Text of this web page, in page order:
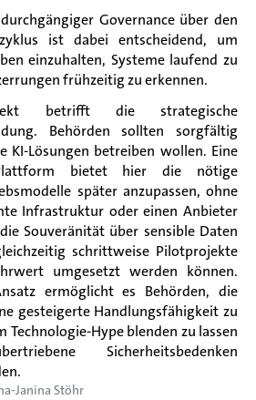
Governance über den
ist dabei entscheidend, um
einzuhalten, Systeme laufend zu
frühzeitig zu erkennen.
betrifft die strategische
Behörden sollten sorgfältig
KI-Lösungen betreiben wollen. Eine
bietet hier die nötige
später anzupassen, ohne
Infrastruktur oder einen Anbieter
Souveränität über sensible Daten
schrittweise Pilotprojekte
umgesetzt werden können.
ermöglicht es Behörden, die
gesteigerte Handlungsfähigkeit zu
Technologie-Hype blenden zu lassen
Sicherheitsbedenken
Janina Stöhr